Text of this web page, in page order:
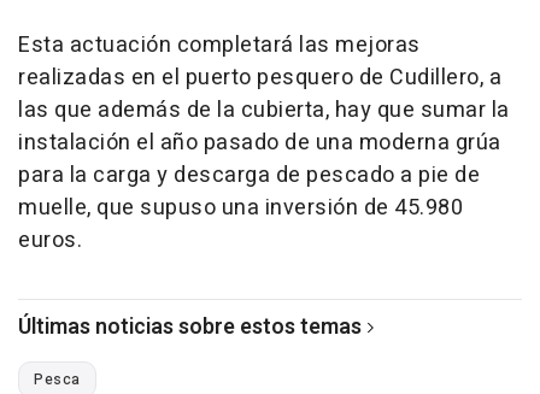
Esta actuación completará las mejoras
realizadas en el puerto pesquero de Cudillero, a
las que además de la cubierta, hay que sumar la
instalación el año pasado de una moderna grúa
para la carga y descarga de pescado a pie de
muelle, que supuso una inversión de 45.980
euros.
Últimas noticias sobre estos temas
Pesca